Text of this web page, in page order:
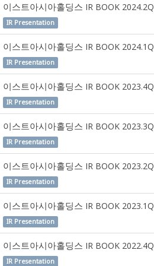
이스트아시아홀딩스 IR BOOK 2024.2Q
IR Presentation
이스트아시아홀딩스 IR BOOK 2024.1Q
IR Presentation
이스트아시아홀딩스 IR BOOK 2023.4Q
IR Presentation
이스트아시아홀딩스 IR BOOK 2023.3Q
IR Presentation
이스트아시아홀딩스 IR BOOK 2023.2Q
IR Presentation
이스트아시아홀딩스 IR BOOK 2023.1Q
IR Presentation
이스트아시아홀딩스 IR BOOK 2022.4Q
IR Presentation